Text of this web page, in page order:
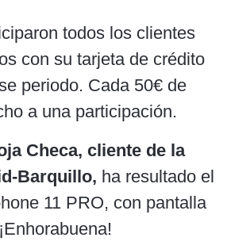
todos los clientes
con su tarjeta de crédito
periodo. Cada 50€ de
a una participación.
Checa, cliente de la
Barquillo, ha resultado el
11 PRO, con pantalla